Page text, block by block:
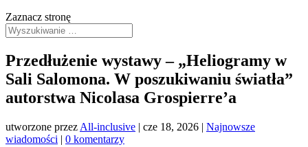
Zaznacz stronę
Przedłużenie wystawy – „Heliogramy w
Sali Salomona. W poszukiwaniu światła”
autorstwa Nicolasa Grospierre’a
utworzone przez All-inclusive | cze 18, 2026 | Najnowsze
wiadomości | 0 komentarzy